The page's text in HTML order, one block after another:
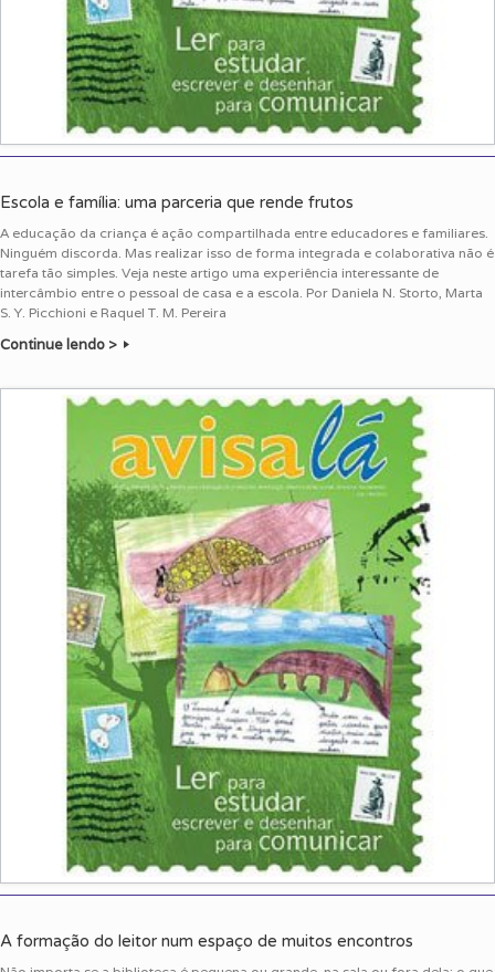
Escola e família: uma parceria que rende frutos
A educação da criança é ação compartilhada entre educadores e familiares.
Ninguém discorda. Mas realizar isso de forma integrada e colaborativa não é
tarefa tão simples. Veja neste artigo uma experiência interessante de
intercâmbio entre o pessoal de casa e a escola. Por Daniela N. Storto, Marta
S. Y. Picchioni e Raquel T. M. Pereira
Continue lendo >
A formação do leitor num espaço de muitos encontros